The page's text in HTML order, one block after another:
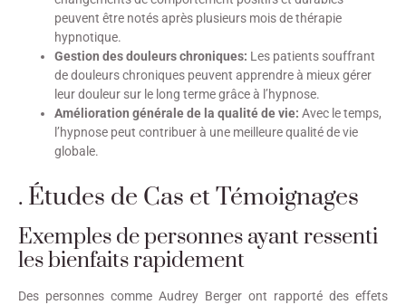
peuvent être notés après plusieurs mois de thérapie
hypnotique.
Gestion des douleurs chroniques: Les patients souffrant
de douleurs chroniques peuvent apprendre à mieux gérer
leur douleur sur le long terme grâce à l’hypnose.
Amélioration générale de la qualité de vie: Avec le temps,
l’hypnose peut contribuer à une meilleure qualité de vie
globale.
. Études de Cas et Témoignages
Exemples de personnes ayant ressenti
les bienfaits rapidement
Des personnes comme Audrey Berger ont rapporté des effets